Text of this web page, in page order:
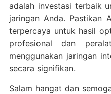
adalah investasi terbaik
jaringan Anda. Pastikan
terpercaya untuk hasil
profesional dan
menggunakan jaringan
secara signifikan.
Salam hangat dan